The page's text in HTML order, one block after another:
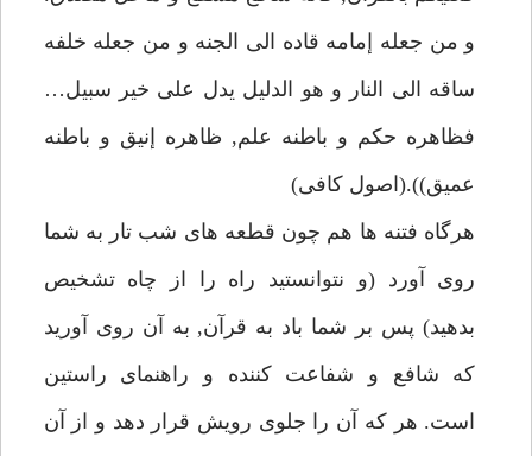
و من جعله إمامه قاده الى الجنه و من جعله خلفه
ساقه الى النار و هو الدليل يدل على خير سبيل…
فظاهره حكم و باطنه علم, ظاهره إنيق و باطنه
عميق)).(اصول كافى)
هرگاه فتنه ها هم چون قطعه هاى شب تار به شما
روى آورد (و نتوانستيد راه را از چاه تشخيص
بدهيد) پس بر شما باد به قرآن, به آن روى آوريد
كه شافع و شفاعت كننده و راهنماى راستين
است. هر كه آن را جلوى رويش قرار دهد و از آن